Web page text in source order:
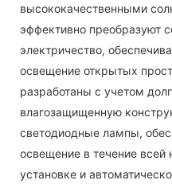
высококачественными
эффективно преобразуют
электричество,
освещение открытых
разработаны с учетом
влагозащищенную
светодиодные лампы,
освещение в течение всей
установке и